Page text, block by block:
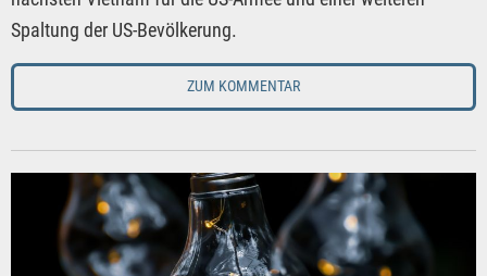
Spaltung der US-Bevölkerung.
ZUM KOMMENTAR